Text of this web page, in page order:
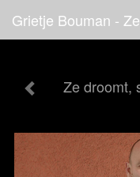
Ze droomt,